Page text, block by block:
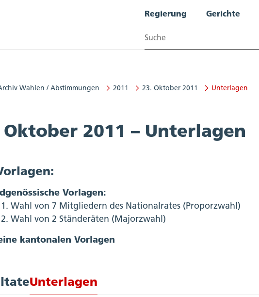
Regierung Gerichte
Suchen
Wahlen / Abstimmungen 2011 23. Oktober 2011 Unterlagen
Oktober 2011 – Unterlagen
Vorlagen:
Wahl von 7 Mitgliedern des Nationalrates (Proporzwahl)
Wahl von 2 Ständeräten (Majorzwahl)
kantonalen Vorlagen
Unterlagen